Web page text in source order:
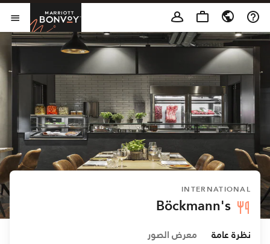
Skip to Content
INTERNATIONAL
Böckmann's
نظرة عامة معرض الصور